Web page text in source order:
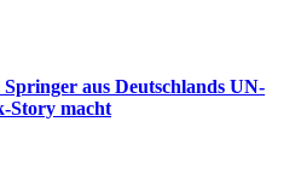
aus Deutschlands UN-
Story macht